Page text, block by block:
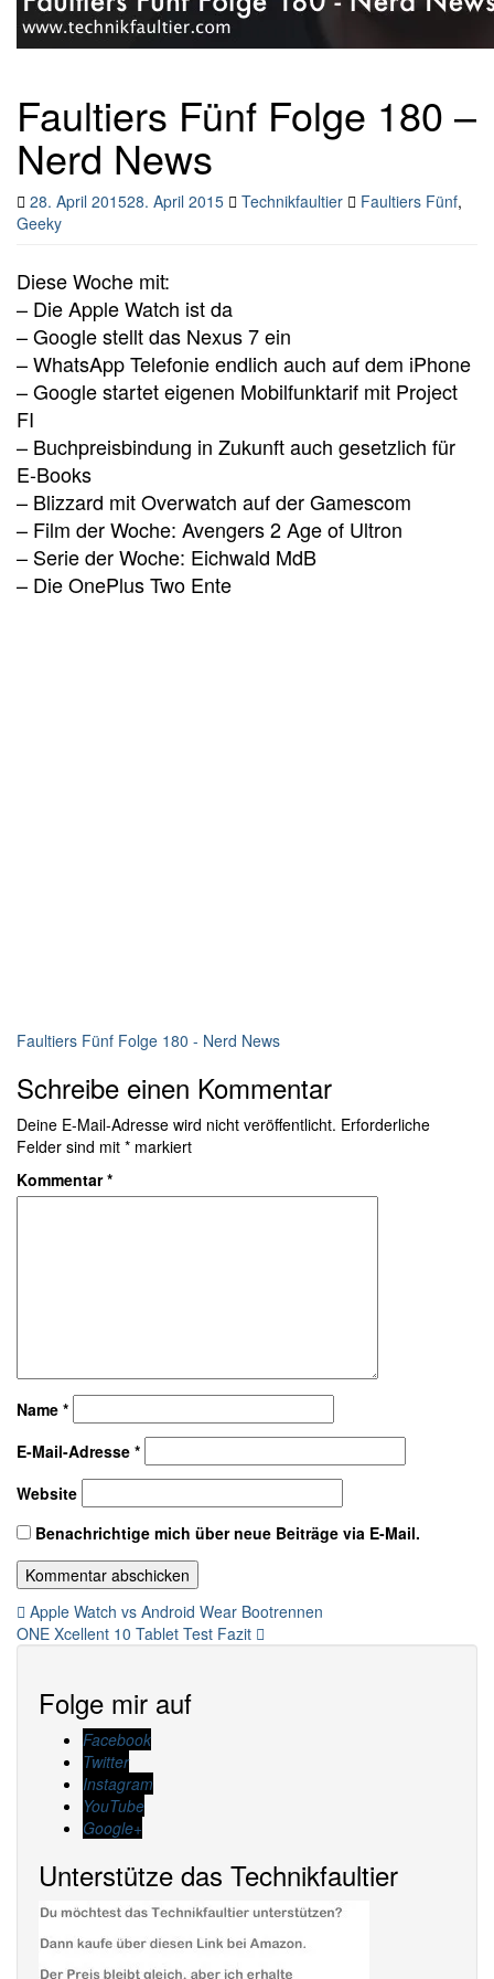
Faultiers Fünf Folge 180 –
Nerd News
28. April 201528. April 2015 Technikfaultier Faultiers Fünf,
Geeky
Diese Woche mit:
– Die Apple Watch ist da
– Google stellt das Nexus 7 ein
– WhatsApp Telefonie endlich auch auf dem iPhone
– Google startet eigenen Mobilfunktarif mit Project
FI
– Buchpreisbindung in Zukunft auch gesetzlich für
E-Books
– Blizzard mit Overwatch auf der Gamescom
– Film der Woche: Avengers 2 Age of Ultron
– Serie der Woche: Eichwald MdB
– Die OnePlus Two Ente
Faultiers Fünf Folge 180 - Nerd News
Schreibe einen Kommentar
Deine E-Mail-Adresse wird nicht veröffentlicht. Erforderliche
Felder sind mit * markiert
Kommentar*
Name *
E-Mail-Adresse *
Website
Benachrichtige mich über neue Beiträge via E-Mail.
Beitragsnavigation
Apple Watch vs Android Wear Bootrennen
ONE Xcellent 10 Tablet Test Fazit
Folge mir auf
Facebook
Twitter
Instagram
YouTube
Google+
Unterstütze das Technikfaultier